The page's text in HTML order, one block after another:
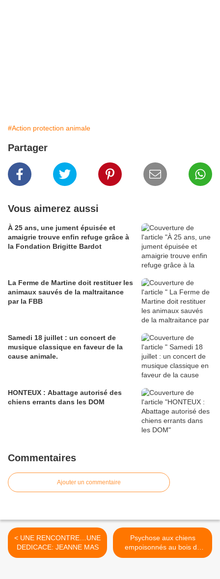
#Action protection animale
Partager
Vous aimerez aussi
À 25 ans, une jument épuisée et
amaigrie trouve enfin refuge grâce à
la Fondation Brigitte Bardot
La Ferme de Martine doit restituer les
animaux sauvés de la maltraitance
par la FBB
Samedi 18 juillet : un concert de
musique classique en faveur de la
cause animale.
HONTEUX : Abattage autorisé des
chiens errants dans les DOM
Commentaires
Ajouter un commentaire
< UNE RENCONTRE…UNE
DEDICACE: JEANNE MAS
Psychose aux chiens
empoisonnés au bois de
Boulogne à Paris >